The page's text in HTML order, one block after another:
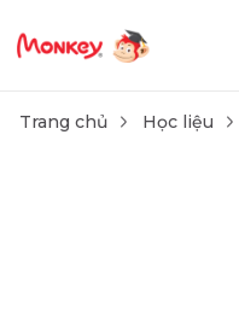
Trang chủ Học liệu